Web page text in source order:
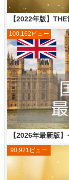
【2022年版】
【2026年最新版
100,162ビュー
90,921ビュー